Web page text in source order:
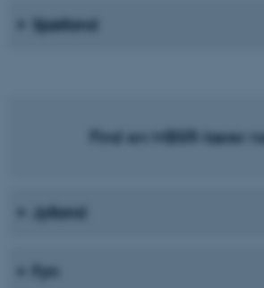
Sjælland
Find en MBSR-lærer
Jylland
Fyn